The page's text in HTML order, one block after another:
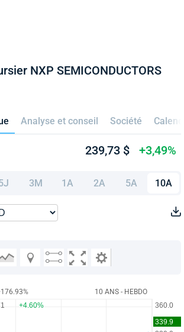
NXP SEMICONDUCTORS
Analyse et conseil Société
239,73 $ +3,49%
3M 1A 2A 5A 10A
10 ANS - HEBDO
+4.60%